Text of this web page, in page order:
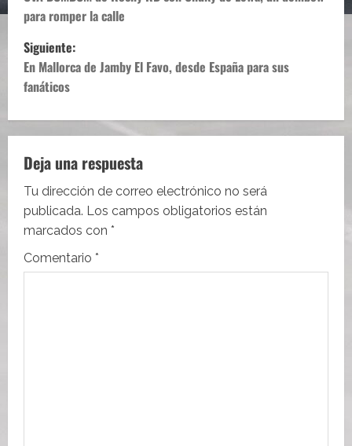
v
e
g
a
c
i
ó
n
para romper la calle
Siguiente:
En Mallorca de Jamby El Favo, desde España para sus
fanáticos
Deja una respuesta
Tu dirección de correo electrónico no será
publicada. Los campos obligatorios están
marcados con *
Comentario *